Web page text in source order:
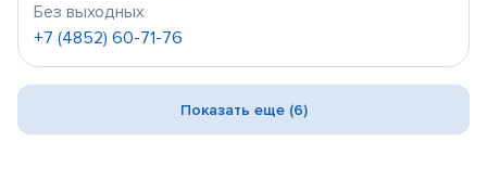
Без выходных
+7 (4852) 60-71-76
Показать еще (6)